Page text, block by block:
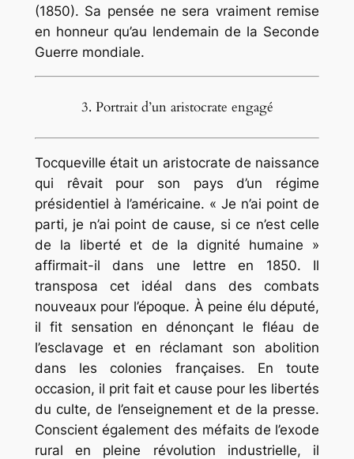
(1850). Sa pensée ne sera vraiment remise
en honneur qu’au lendemain de la Seconde
Guerre mondiale.
3. Portrait d’un aristocrate engagé
Tocqueville était un aristocrate de naissance
qui rêvait pour son pays d’un régime
présidentiel à l’américaine. « Je n’ai point de
parti, je n’ai point de cause, si ce n’est celle
de la liberté et de la dignité humaine »
affirmait-il dans une lettre en 1850. Il
transposa cet idéal dans des combats
nouveaux pour l’époque. À peine élu député,
il fit sensation en dénonçant le fléau de
l’esclavage et en réclamant son abolition
dans les colonies françaises. En toute
occasion, il prit fait et cause pour les libertés
du culte, de l’enseignement et de la presse.
Conscient également des méfaits de l’exode
rural en pleine révolution industrielle, il